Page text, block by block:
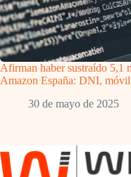
Afirman haber sustraído 5,1
Amazon España: DNI, móvil
30 de mayo de 2025